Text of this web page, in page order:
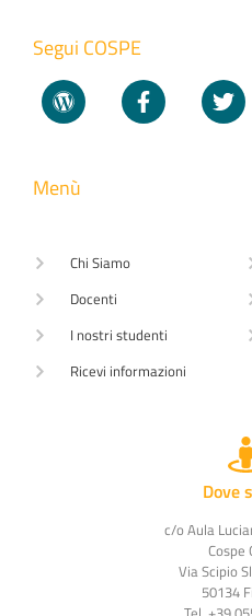
Segui COSPE
Menù
Chi Siamo
Docenti
I nostri studenti
Ricevi informazioni
Dove
c/o Aula
Cospe
Via Scipio
50134